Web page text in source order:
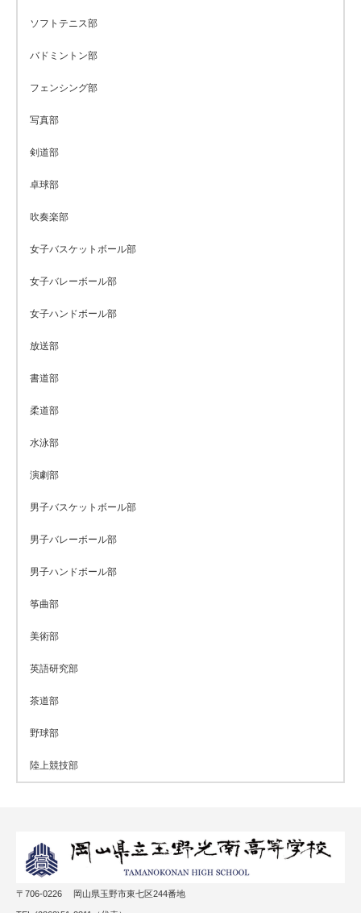
ソフトテニス部
バドミントン部
フェンシング部
写真部
剣道部
卓球部
吹奏楽部
女子バスケットボール部
女子バレーボール部
女子ハンドボール部
放送部
書道部
柔道部
水泳部
演劇部
男子バスケットボール部
男子バレーボール部
男子ハンドボール部
筝曲部
美術部
英語研究部
茶道部
野球部
陸上競技部
〒706-0226 岡山県玉野市東七区244番地